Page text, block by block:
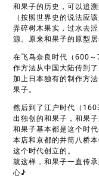
和果子的历史，可以追
（按照世界史的说法应
弄碎树木果实，过水去
源。原来和果子的原型
在飞鸟奈良时代（600
作方法从中国大陆传到
加上日本独有的制作方
果子。
然后到了江户时代（
出独创的和果子，和果
和果子基本都是这个时
本店和京都的井筒八桥
这个时代创立的。
就这样，和果子一直传
心♪